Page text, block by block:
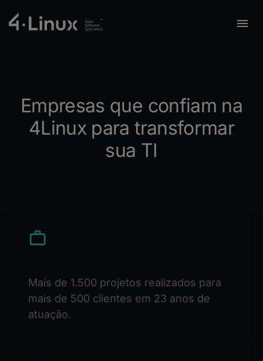
Empresas que confiam na
4Linux para transformar
sua TI
Mais de 1.500 projetos realizados para
mais de 500 clientes em 23 anos de
atuação.